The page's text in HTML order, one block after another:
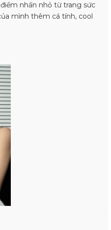
nhấn nhỏ từ trang sức
mình thêm cá tính, cool